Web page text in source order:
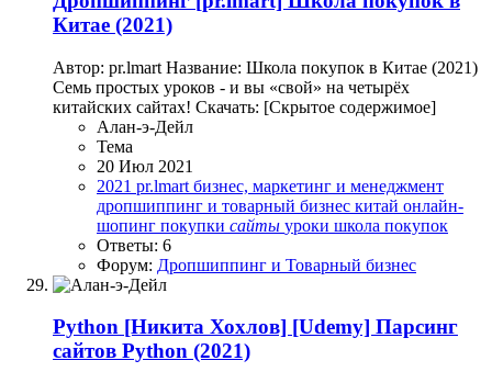
Китае (2021)
Автор: pr.lmart Название: Школа покупок в Китае (2021)
Семь простых уроков - и вы «свой» на четырёх
китайских сайтах! Скачать: [Скрытое содержимое]
Алан-э-Дейл
Тема
20 Июл 2021
2021 pr.lmart бизнес, маркетинг и менеджмент
дропшиппинг и товарный бизнес китай онлайн-
шопинг покупки сайты уроки школа покупок
Ответы: 6
Форум: Дропшиппинг и Товарный бизнес
Python [Никита Хохлов] [Udemy] Парсинг
сайтов Python (2021)